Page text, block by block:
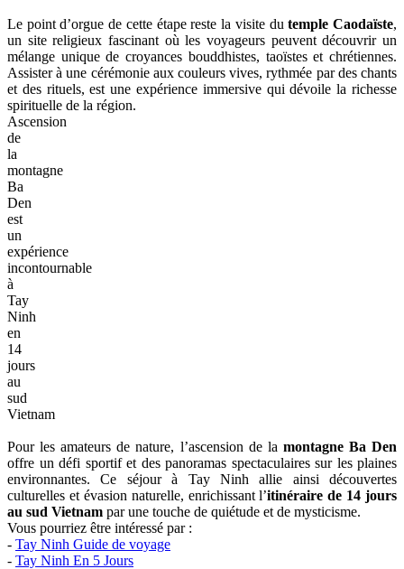
Le point d’orgue de cette étape reste la visite dutemple Caodaïste,
un site religieux fascinant où les voyageurs peuvent découvrir un
mélange unique de croyances bouddhistes, taoïstes et chrétiennes.
Assister à une cérémonie aux couleurs vives, rythmée par des chants
et des rituels, est une expérience immersive qui dévoile la richesse
spirituelle de la région.
Ascension
de
la
montagne
Ba
Den
est
un
expérience
incontournable
à
Tay
Ninh
en
14
jours
au
sud
Vietnam
Pour les amateurs de nature, l’ascension de la montagne Ba Den
offre un défi sportif et des panoramas spectaculaires sur les plaines
environnantes. Ce séjour à Tay Ninh allie ainsi découvertes
culturelles et évasion naturelle, enrichissant l’itinéraire de 14 jours
au sud Vietnam par une touche de quiétude et de mysticisme.
Vous pourriez être intéressé par :
- Tay Ninh Guide de voyage
- Tay Ninh En 5 Jours